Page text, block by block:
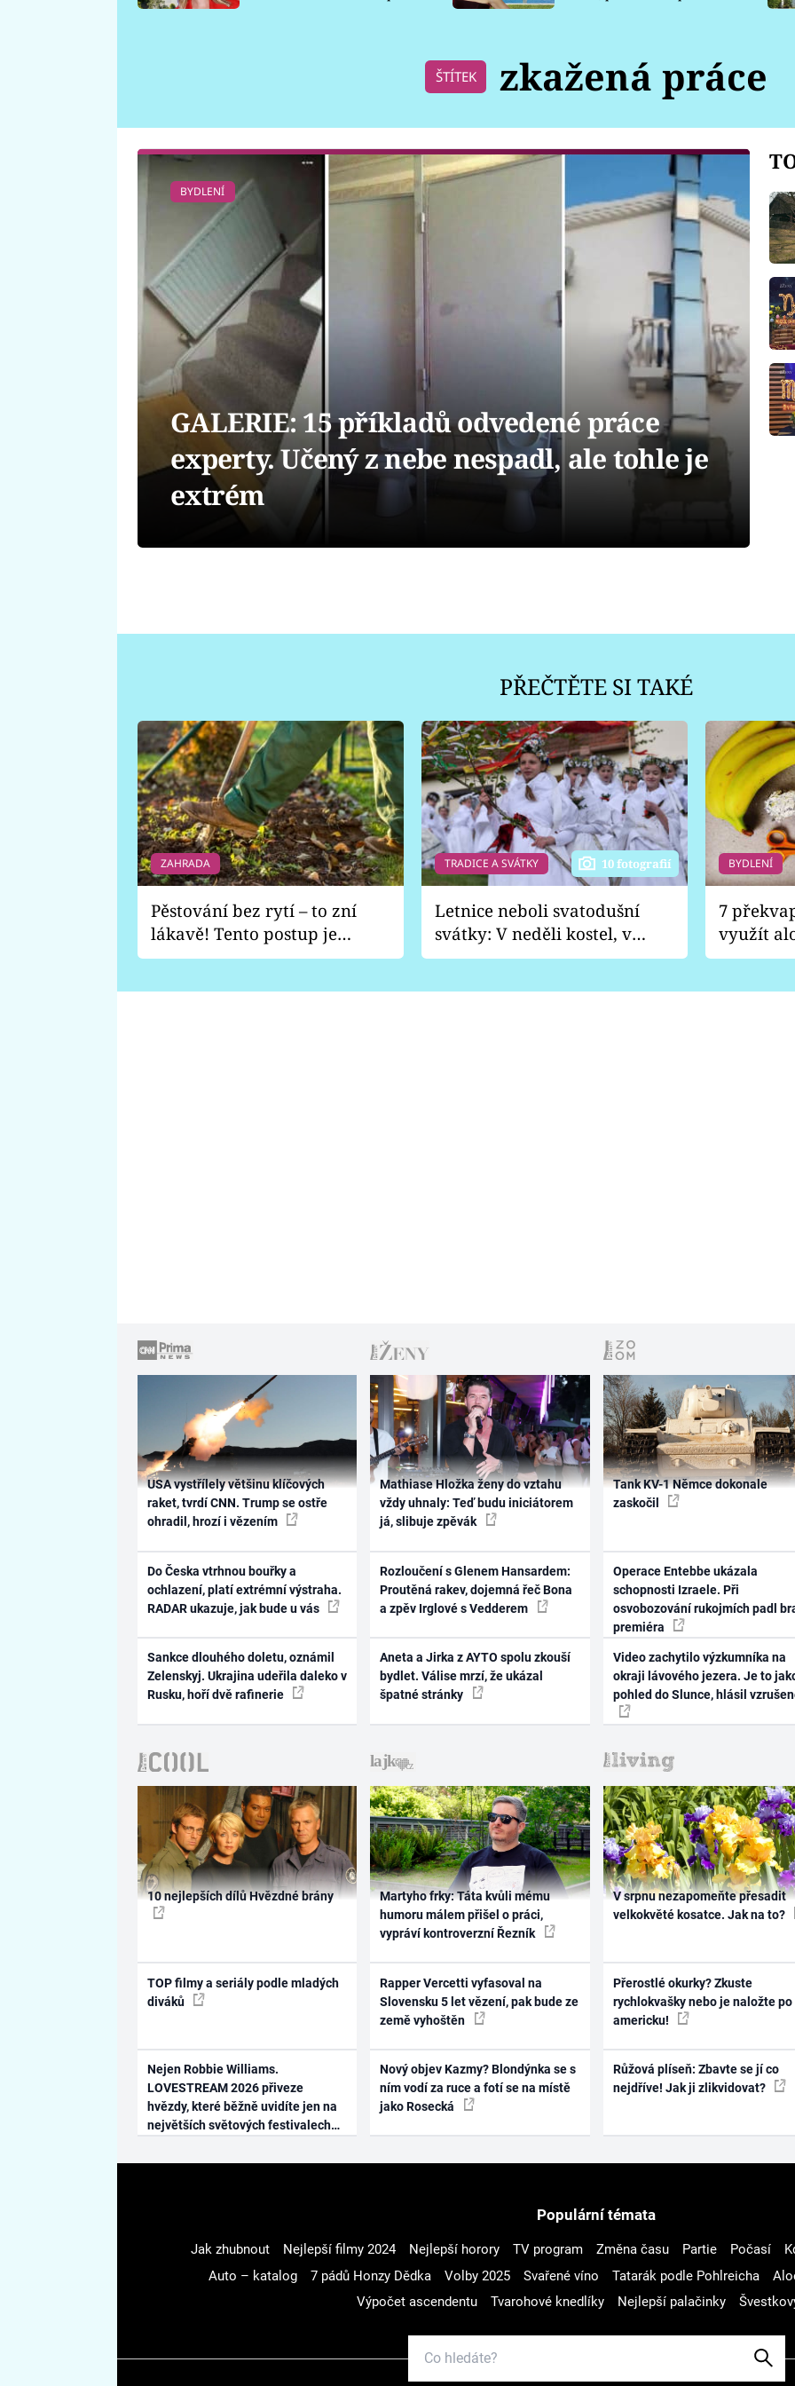
ŠTÍTEK zkažená práce
BYDLENÍ
GALERIE: 15 příkladů odvedené práce
experty. Učený z nebe nespadl, ale tohle je
extrém
PŘEČTĚTE SI TAKÉ
ZAHRADA
Pěstování bez rytí – to zní
lákavě! Tento postup je
vhodný jen pro některé
TRADICE A SVÁTKY 10 fotografií
Letnice neboli svatodušní
svátky: V neděli kostel, v
pondělí zábava
BYDLENÍ
7
využít
USA vystřílely většinu klíčových
raket, tvrdí CNN. Trump se ostře
ohradil, hrozí i vězením
Do Česka vtrhnou bouřky a
ochlazení, platí extrémní výstraha.
RADAR ukazuje, jak bude u vás
Sankce dlouhého doletu, oznámil
Zelenskyj. Ukrajina udeřila daleko v
Rusku, hoří dvě rafinerie
Mathiase Hložka ženy do vztahu
vždy uhnaly: Teď budu iniciátorem
já, slibuje zpěvák
Rozloučení s Glenem Hansardem:
Proutěná rakev, dojemná řeč Bona
a zpěv Irglové s Vedderem
Aneta a Jirka z AYTO spolu zkouší
bydlet. Válise mrzí, že ukázal
špatné stránky
Tank KV-1 Němce dokonale
zaskočil
Operace Entebbe ukázala
schopnosti Izraele. Při
osvobozování rukojmích padl
premiéra
Video zachytilo výzkumníka na
okraji lávového jezera. Je to
pohled do Slunce, hlásil
10 nejlepších dílů Hvězdné brány
TOP filmy a seriály podle mladých
diváků
Nejen Robbie Williams.
LOVESTREAM 2026 přiveze
hvězdy, které běžně uvidíte jen na
největších světových festivalech
Martyho frky: Táta kvůli mému
humoru málem přišel o práci,
vypráví kontroverzní Řezník
Rapper Vercetti vyfasoval na
Slovensku 5 let vězení, pak bude ze
země vyhoštěn
Nový objev Kazmy? Blondýnka se s
ním vodí za ruce a fotí se na místě
jako Rosecká
V srpnu nezapomeňte přesadit
velkokvěté kosatce. Jak na to?
Přerostlé okurky? Zkuste
rychlokvašky nebo je naložte po
americku!
Růžová plíseň: Zbavte se jí co
nejdříve! Jak ji zlikvidovat?
Populární témata
Jak zhubnout Nejlepší filmy 2024 Nejlepší horory TV program Změna času Partie Počasí
Auto – katalog
7 pádů Honzy Dědka Volby 2025 Svařené víno Tatarák podle Pohlreicha
Výpočet ascendentu
Tvarohové knedlíky Nejlepší palačinky